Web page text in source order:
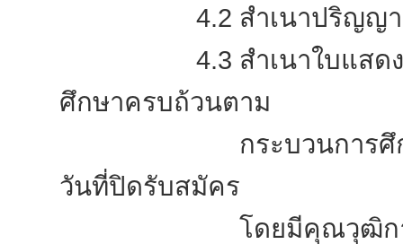
4.2 สำเนาปริญญาบัตร
4.3 สำเนาใบแสดงผลกา
ศึกษาครบถ้วนตาม
กระบวนการศึกษาแล
วันที่ปิดรับสมัคร
โดยมีคุณวุฒิการศึกษา